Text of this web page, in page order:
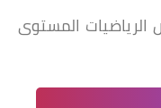
المستوى